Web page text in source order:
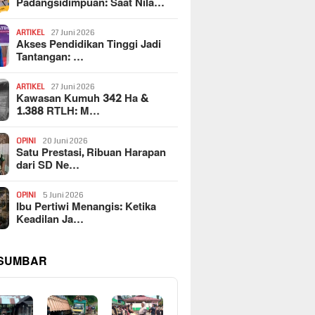
ARTIKEL 27 Juni 2026
Akses Pendidikan Tinggi Jadi
Tantangan: …
ARTIKEL 27 Juni 2026
Kawasan Kumuh 342 Ha &
1.388 RTLH: M…
OPINI 20 Juni 2026
Satu Prestasi, Ribuan Harapan
dari SD Ne…
OPINI 5 Juni 2026
Ibu Pertiwi Menangis: Ketika
Keadilan Ja…